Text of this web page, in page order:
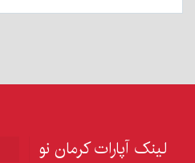
لینک آپارات کرمان نو